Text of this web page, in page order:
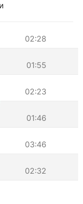
02:28
01:55
02:23
01:46
03:46
02:32